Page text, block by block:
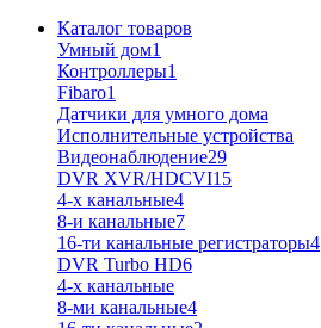
Каталог товаров
Умный дом1
Контроллеры1
Fibaro1
Датчики для умного дома
Исполнительные устройства
Видеонаблюдение29
DVR XVR/HDCVI15
4-x канальные4
8-и канальные7
16-ти канальные регистраторы4
DVR Turbo HD6
4-х канальные
8-ми канальные4